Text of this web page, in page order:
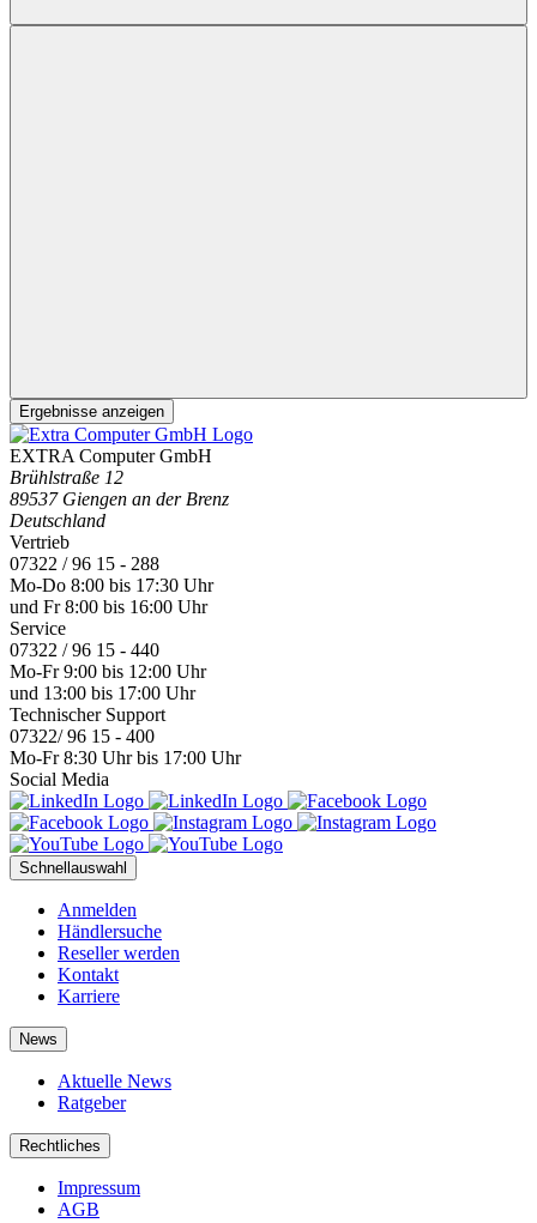
Ergebnisse anzeigen
EXTRA Computer GmbH
Brühlstraße 12
89537 Giengen an der Brenz
Deutschland
Vertrieb
07322 / 96 15 - 288
Mo-Do 8:00 bis 17:30 Uhr
und Fr 8:00 bis 16:00 Uhr
Service
07322 / 96 15 - 440
Mo-Fr 9:00 bis 12:00 Uhr
und 13:00 bis 17:00 Uhr
Technischer Support
07322/ 96 15 - 400
Mo-Fr 8:30 Uhr bis 17:00 Uhr
Social Media
Schnellauswahl
Anmelden
Händlersuche
Reseller werden
Kontakt
Karriere
News
Aktuelle News
Ratgeber
Rechtliches
Impressum
AGB